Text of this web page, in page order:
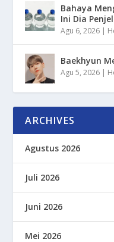
Bahaya
Ini Dia
Agu 6, 2026 |
Baekhyun
Agu 5, 2026 |
ARCHIVES
Agustus 2026
Juli 2026
Juni 2026
Mei 2026